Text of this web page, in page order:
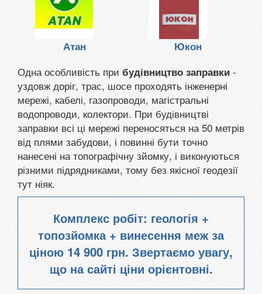
Атан Юкон
Одна особливість при будівництво заправки -
уздовж доріг, трас, шосе проходять інженерні
мережі, кабелі, газопроводи, магістральні
водопроводи, колектори. При будівництві
заправки всі ці мережі переносяться на 50 метрів
від плями забудови, і повинні бути точно
нанесені на топографічну зйомку, і виконуються
різними підрядниками, тому без якісної геодезії
тут ніяк.
Комплекс робіт: геологія +
топозйомка + винесення меж за
ціною 14 900 грн. Звертаємо увагу,
що на сайті ціни орієнтовні.